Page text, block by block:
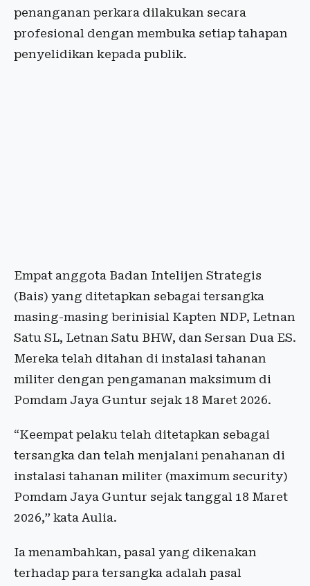
penanganan perkara dilakukan secara
profesional dengan membuka setiap tahapan
penyelidikan kepada publik.
Empat anggota Badan Intelijen Strategis
(Bais) yang ditetapkan sebagai tersangka
masing-masing berinisial Kapten NDP, Letnan
Satu SL, Letnan Satu BHW, dan Sersan Dua ES.
Mereka telah ditahan di instalasi tahanan
militer dengan pengamanan maksimum di
Pomdam Jaya Guntur sejak 18 Maret 2026.
“Keempat pelaku telah ditetapkan sebagai
tersangka dan telah menjalani penahanan di
instalasi tahanan militer (maximum security)
Pomdam Jaya Guntur sejak tanggal 18 Maret
2026,” kata Aulia.
Ia menambahkan, pasal yang dikenakan
terhadap para tersangka adalah pasal